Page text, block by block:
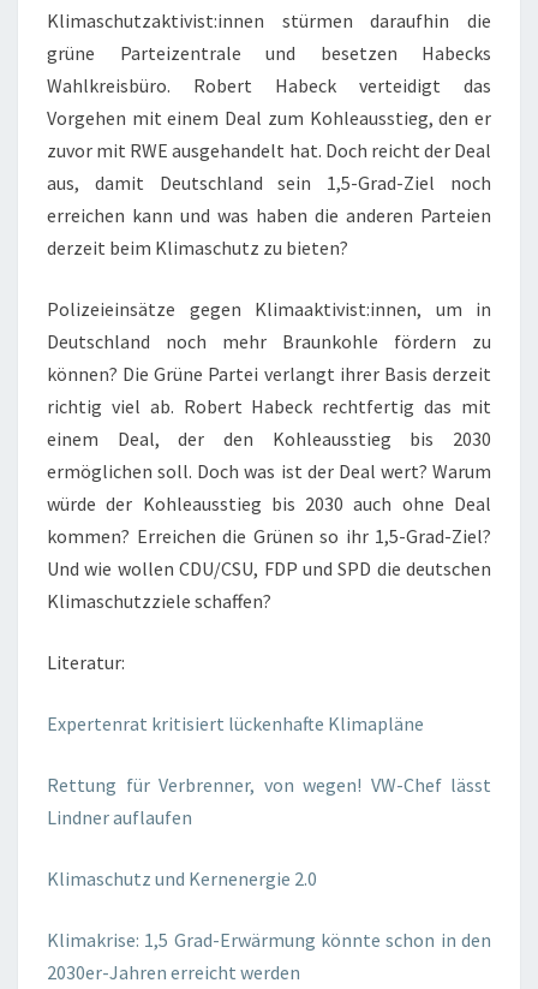
Klimaschutzaktivist:innen stürmen daraufhin die
grüne Parteizentrale und besetzen Habecks
Wahlkreisbüro. Robert Habeck verteidigt das
Vorgehen mit einem Deal zum Kohleausstieg, den er
zuvor mit RWE ausgehandelt hat. Doch reicht der Deal
aus, damit Deutschland sein 1,5-Grad-Ziel noch
erreichen kann und was haben die anderen Parteien
derzeit beim Klimaschutz zu bieten?
Polizeieinsätze gegen Klimaaktivist:innen, um in
Deutschland noch mehr Braunkohle fördern zu
können? Die Grüne Partei verlangt ihrer Basis derzeit
richtig viel ab. Robert Habeck rechtfertig das mit
einem Deal, der den Kohleausstieg bis 2030
ermöglichen soll. Doch was ist der Deal wert? Warum
würde der Kohleausstieg bis 2030 auch ohne Deal
kommen? Erreichen die Grünen so ihr 1,5-Grad-Ziel?
Und wie wollen CDU/CSU, FDP und SPD die deutschen
Klimaschutzziele schaffen?
Literatur:
Expertenrat kritisiert lückenhafte Klimapläne
Rettung für Verbrenner, von wegen! VW-Chef lässt
Lindner auflaufen
Klimaschutz und Kernenergie 2.0
Klimakrise: 1,5 Grad-Erwärmung könnte schon in den
2030er-Jahren erreicht werden